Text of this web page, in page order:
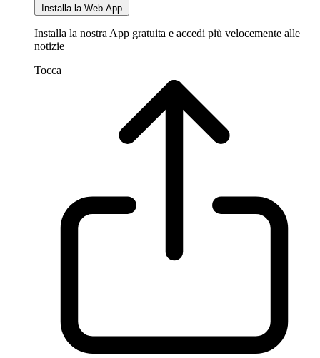
Installa la Web App
Installa la nostra App gratuita e accedi più velocemente alle
notizie
Tocca